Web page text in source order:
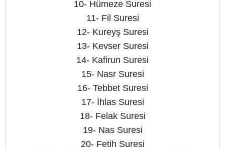
10- Hümeze Suresi
11- Fil Suresi
12- Kureyş Suresi
13- Kevser Suresi
14- Kafirun Suresi
15- Nasr Suresi
16- Tebbet Suresi
17- İhlas Suresi
18- Felak Suresi
19- Nas Suresi
20- Fetih Suresi